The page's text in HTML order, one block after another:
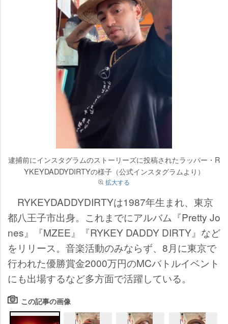
逮捕前にインスタグラムのストーリーズに投稿されたラッパー・R
YKEYDADDYDIRTYの様子（公式インスタグラムより）
拡大する
RYKEYDADDYDIRTYは1987年生まれ、東京
都八王子市出身。これまでにアルバム『Pretty Jo
nes』『MZEE』『RYKEY DADDY DIRTY』など
をリリース。音楽活動のみならず、8月に東京で
行われた優勝賞金2000万円のMCバトルイベント
にも出場するなど多方面で活躍している。
この記事の画像